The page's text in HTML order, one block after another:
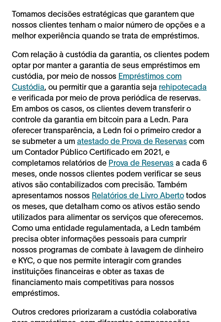
Tomamos decisões estratégicas que garantem que
nossos clientes tenham o maior número de opções e a
melhor experiência quando se trata de empréstimos.
Com relação à custódia da garantia, os clientes podem
optar por manter a garantia de seus empréstimos em
custódia, por meio de nossos Empréstimos com
Custódia , ou permitir que a garantia seja rehipotecada
e verificada por meio de prova periódica de reservas.
Em ambos os casos, os clientes devem transferir o
controle da garantia em bitcoin para a Ledn. Para
oferecer transparência, a Ledn foi o primeiro credor a
se submeter a um atestado de Prova de Reservas com
um Contador Público Certificado em 2021, e
completamos relatórios de Prova de Reservas a cada 6
meses, onde nossos clientes podem verificar se seus
ativos são contabilizados com precisão. Também
apresentamos nossos Relatórios de Livro Aberto todos
os meses, que detalham como os ativos estão sendo
utilizados para alimentar os serviços que oferecemos.
Como uma entidade regulamentada, a Ledn também
precisa obter informações pessoais para cumprir
nossos programas de combate à lavagem de dinheiro
e KYC, o que nos permite interagir com grandes
instituições financeiras e obter as taxas de
financiamento mais competitivas para nossos
empréstimos.
Outros credores priorizaram a custódia colaborativa